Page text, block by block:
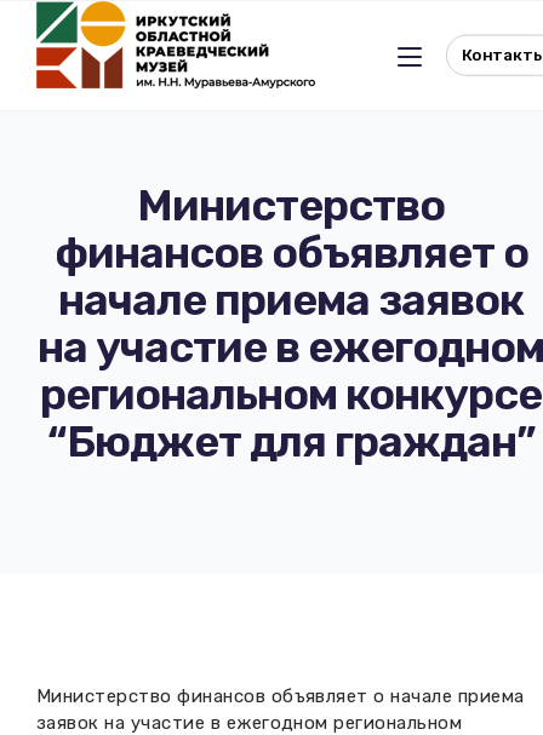
Льготное посещение музея
История музея
Реквизиты музея
Документы
Проекты и программы
Отдел истории
Отдел природы
Музейная студия
КПЦ им. свт. Иннокентия (Вениаминова)
Передвижные выставки
Министерство
финансов объявляет о
начале приема заявок
на участие в ежегодном
региональном конкурсе
“Бюджет для граждан”
Министерство финансов объявляет о начале приема
заявок на участие в ежегодном региональном